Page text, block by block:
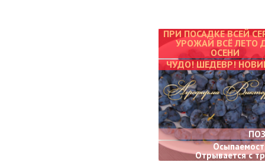
ПРИ ПОСАДКЕ ВСЕЙ
УРОЖАЙ ВСЁ ЛЕТО
ОСЕНИ
ЧУДО! ШЕДЕВР!
Отрывается с